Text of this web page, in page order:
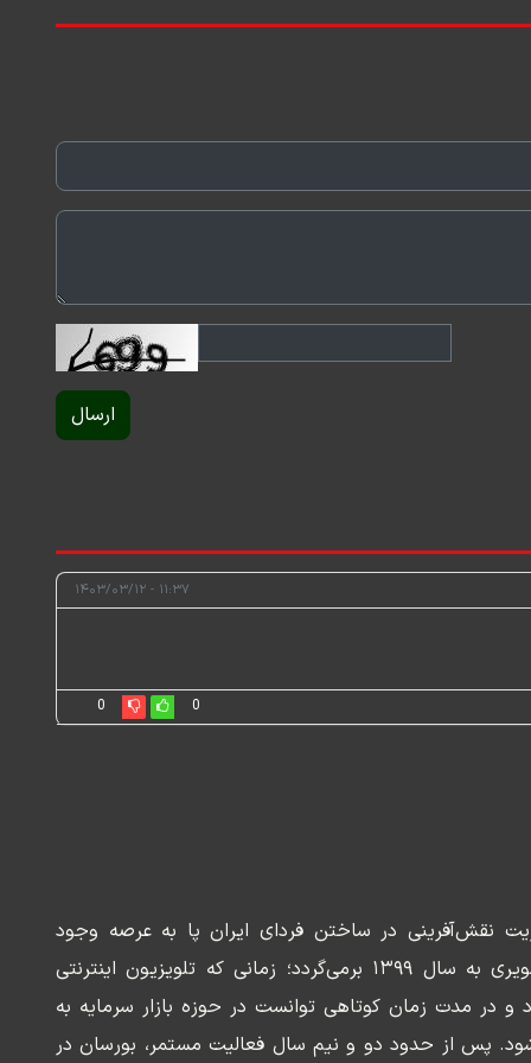
ارسال
۱۱:۳۷ - ۱۴۰۳/۰۳/۱۲
0
0
نقش‌آفرینی در ساختن فردای ایران پا به عرصه وجود
می‌گذارد. سابقه این رسانه تصویری به سال ۱۳۹۹ برمی‌گردد؛ زمانی که تلویزیون اینترنتی
و در مدت زمان کوتاهی توانست در حوزه بازار سرمایه به
پس از حدود دو و نیم سال فعالیت مستمر، بورسان در